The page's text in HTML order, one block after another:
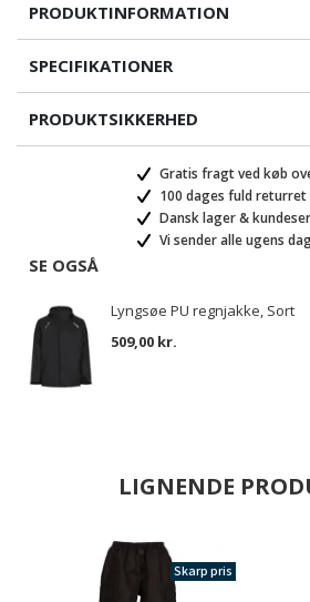
PRODUKTINFORMATION
SPECIFIKATIONER
PRODUKTSIKKERHED
Gratis fragt ved køb
100 dages fuld returret
Dansk lager &
Vi sender alle ugens
SE OGSÅ
Lyngsøe PU regnjakke, Sort
509,00 kr.
LIGNENDE
Skarp pris